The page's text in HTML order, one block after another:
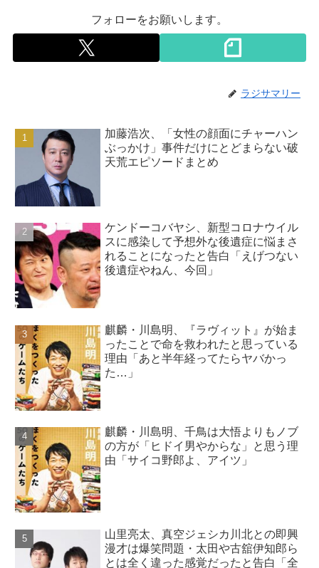
フォローをお願いします。
ラジサマリー
加藤浩次、「女性の顔面にチャーハン
ぶっかけ」事件だけにとどまらない破
天荒エピソードまとめ
ケンドーコバヤシ、新型コロナウイル
スに感染して予想外な後遺症に悩まさ
れることになったと告白「えげつない
後遺症やねん、今回」
麒麟・川島明、『ラヴィット』が始ま
ったことで命を救われたと思っている
理由「あと半年経ってたらヤバかっ
た…」
麒麟・川島明、千鳥は大悟よりもノブ
の方が「ヒドイ男やからな」と思う理
由「サイコ野郎よ、アイツ」
山里亮太、真空ジェシカ川北との即興
漫才は爆笑問題・太田や古舘伊知郎ら
とは全く違った感覚だったと告白「全